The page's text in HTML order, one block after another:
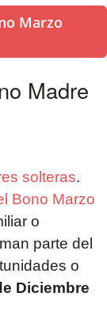
Marzo
Madre
solteras.
Bono Marzo
o
parte del
o
Diciembre